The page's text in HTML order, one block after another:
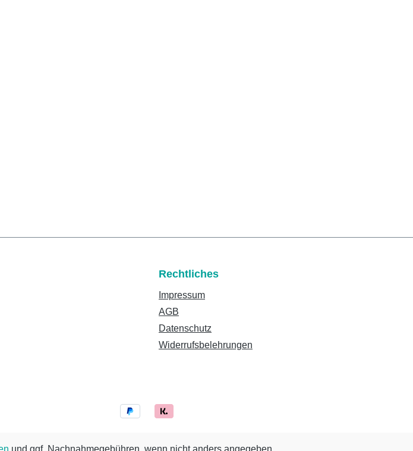
Rechtliches
Impressum
AGB
Datenschutz
Widerrufsbelehrungen
und ggf. Nachnahmegebühren, wenn nicht anders angegeben.